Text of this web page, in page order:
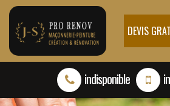
DEVIS
indisponible